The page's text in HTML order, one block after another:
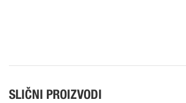
SLIČNI PROIZVODI